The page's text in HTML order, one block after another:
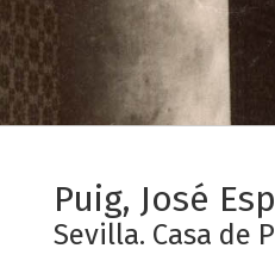
Puig, José
Sevilla. Casa de